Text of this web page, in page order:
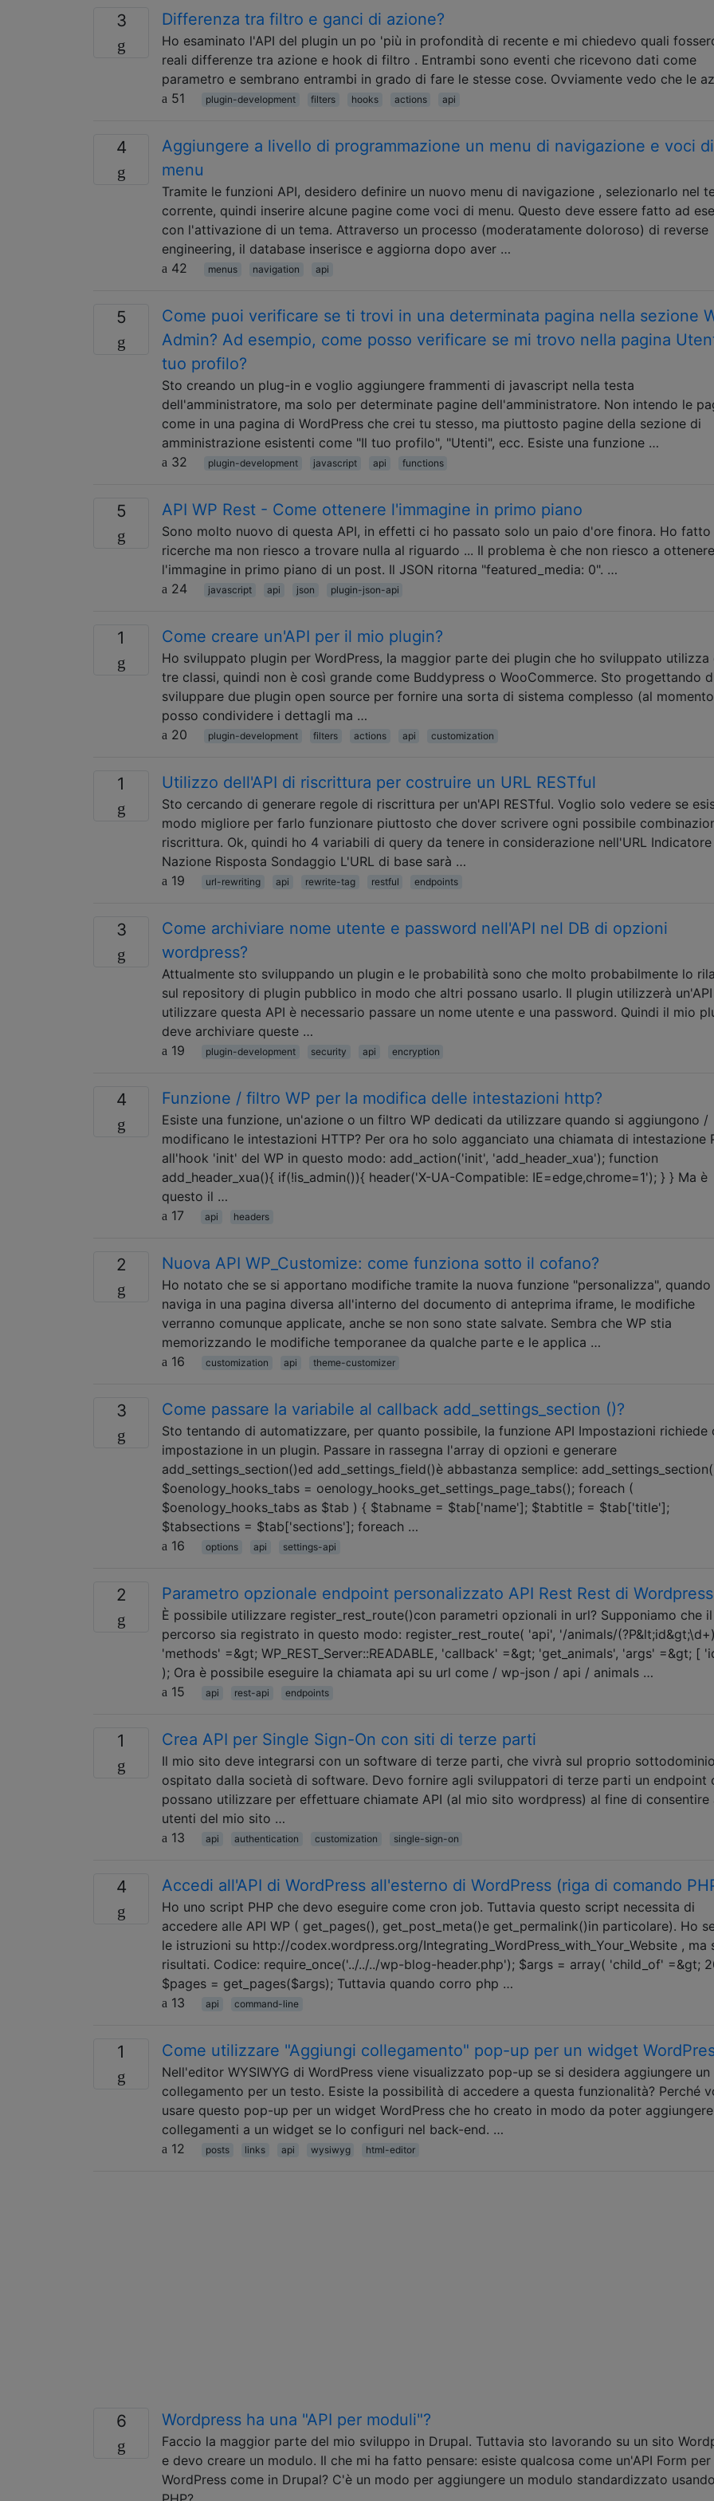
3 Differenza tra filtro e ganci di azione?
Ho esaminato l'API del plugin un po 'più in profondità di recente e mi chiedevo quali
reali differenze tra azione e hook di filtro . Entrambi sono eventi che ricevono dati come
parametro e sembrano entrambi in grado di fare le stesse cose. Ovviamente vedo che le
51
plugin-development filters hooks actions api
4
Aggiungere a livello di programmazione un menu di navigazione e voci di
menu
Tramite le funzioni API, desidero definire un nuovo menu di navigazione , selezionarlo nel
corrente, quindi inserire alcune pagine come voci di menu. Questo deve essere fatto ad
con l'attivazione di un tema. Attraverso un processo (moderatamente doloroso) di reverse
engineering, il database inserisce e aggiorna dopo aver …
42
menus navigation api
5
Come puoi verificare se ti trovi in ​​una determinata pagina nella sezione
Admin? Ad esempio, come posso verificare se mi trovo nella pagina
tuo profilo?
Sto creando un plug-in e voglio aggiungere frammenti di javascript nella testa
dell'amministratore, ma solo per determinate pagine dell'amministratore. Non intendo le
come in una pagina di WordPress che crei tu stesso, ma piuttosto pagine della sezione di
amministrazione esistenti come "Il tuo profilo", "Utenti", ecc. Esiste una funzione …
32
plugin-development javascript api functions
5 API WP Rest - Come ottenere l'immagine in primo piano
Sono molto nuovo di questa API, in effetti ci ho passato solo un paio d'ore finora. Ho fatto
ricerche ma non riesco a trovare nulla al riguardo ... Il problema è che non riesco a ottenere
l'immagine in primo piano di un post. Il JSON ritorna "featured_media: 0". …
24
javascript api json plugin-json-api
1 Come creare un'API per il mio plugin?
Ho sviluppato plugin per WordPress, la maggior parte dei plugin che ho sviluppato utilizza
tre classi, quindi non è così grande come Buddypress o WooCommerce. Sto progettando
sviluppare due plugin open source per fornire una sorta di sistema complesso (al
posso condividere i dettagli ma …
20
plugin-development filters actions api customization
1 Utilizzo dell'API di riscrittura per costruire un URL RESTful
Sto cercando di generare regole di riscrittura per un'API RESTful. Voglio solo vedere se
modo migliore per farlo funzionare piuttosto che dover scrivere ogni possibile
riscrittura. Ok, quindi ho 4 variabili di query da tenere in considerazione nell'URL Indicatore
Nazione Risposta Sondaggio L'URL di base sarà …
19
url-rewriting api rewrite-tag restful endpoints
3
Come archiviare nome utente e password nell'API nel DB di opzioni
wordpress?
Attualmente sto sviluppando un plugin e le probabilità sono che molto probabilmente lo
sul repository di plugin pubblico in modo che altri possano usarlo. Il plugin utilizzerà
utilizzare questa API è necessario passare un nome utente e una password. Quindi il mio
deve archiviare queste …
19
plugin-development security api encryption
4 Funzione / filtro WP per la modifica delle intestazioni http?
Esiste una funzione, un'azione o un filtro WP dedicati da utilizzare quando si aggiungono /
modificano le intestazioni HTTP? Per ora ho solo agganciato una chiamata di intestazione
all'hook 'init' del WP in questo modo: add_action('init', 'add_header_xua'); function
add_header_xua(){ if(!is_admin()){ header('X-UA-Compatible: IE=edge,chrome=1'); } } Ma è
questo il …
17
api headers
2 Nuova API WP_Customize: come funziona sotto il cofano?
Ho notato che se si apportano modifiche tramite la nuova funzione "personalizza", quando
naviga in una pagina diversa all'interno del documento di anteprima iframe, le modifiche
verranno comunque applicate, anche se non sono state salvate. Sembra che WP stia
memorizzando le modifiche temporanee da qualche parte e le applica …
16
customization api theme-customizer
3 Come passare la variabile al callback add_settings_section ()?
Sto tentando di automatizzare, per quanto possibile, la funzione API Impostazioni richiede
impostazione in un plugin. Passare in rassegna l'array di opzioni e generare
add_settings_section()ed add_settings_field()è abbastanza semplice:
$oenology_hooks_tabs = oenology_hooks_get_settings_page_tabs(); foreach (
$oenology_hooks_tabs as $tab ) { $tabname = $tab['name']; $tabtitle = $tab['title'];
$tabsections = $tab['sections']; foreach …
16
options api settings-api
2 Parametro opzionale endpoint personalizzato API Rest Rest di Wordpress
È possibile utilizzare register_rest_route()con parametri opzionali in url? Supponiamo che il
percorso sia registrato in questo modo: register_rest_route( 'api', '/animals/
'methods' =&gt; WP_REST_Server::READABLE, 'callback' =&gt; 'get_animals', 'args' =&gt; [
); Ora è possibile eseguire la chiamata api su url come / wp-json / api / animals …
15
api rest-api endpoints
1 Crea API per Single Sign-On con siti di terze parti
Il mio sito deve integrarsi con un software di terze parti, che vivrà sul proprio
ospitato dalla società di software. Devo fornire agli sviluppatori di terze parti un endpoint
possano utilizzare per effettuare chiamate API (al mio sito wordpress) al fine di consentire
utenti del mio sito …
13
api authentication customization single-sign-on
4 Accedi all'API di WordPress all'esterno di WordPress (riga di comando
Ho uno script PHP che devo eseguire come cron job. Tuttavia questo script necessita di
accedere alle API WP ( get_pages(), get_post_meta()e get_permalink()in particolare). Ho
le istruzioni su http://codex.wordpress.org/Integrating_WordPress_with_Your_Website , ma
risultati. Codice: require_once('../../../wp-blog-header.php'); $args = array( 'child_of' =&gt;
$pages = get_pages($args); Tuttavia quando corro php …
13
api command-line
1 Come utilizzare "Aggiungi collegamento" pop-up per un widget
Nell'editor WYSIWYG di WordPress viene visualizzato pop-up se si desidera aggiungere un
collegamento per un testo. Esiste la possibilità di accedere a questa funzionalità? Perché
usare questo pop-up per un widget WordPress che ho creato in modo da poter aggiungere
collegamenti a un widget se lo configuri nel back-end. …
12
posts links api wysiwyg html-editor
6 Wordpress ha una "API per moduli"?
Faccio la maggior parte del mio sviluppo in Drupal. Tuttavia sto lavorando su un sito
e devo creare un modulo. Il che mi ha fatto pensare: esiste qualcosa come un'API Form per
WordPress come in Drupal? C'è un modo per aggiungere un modulo standardizzato usando